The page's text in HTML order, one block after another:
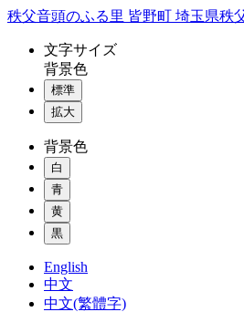
コ
秩父音頭のふる里 皆野町 埼玉県秩
文字サイズ
背景色
標準
拡大
背景色
白
青
黄
黒
English
中文
中文(繁體字)